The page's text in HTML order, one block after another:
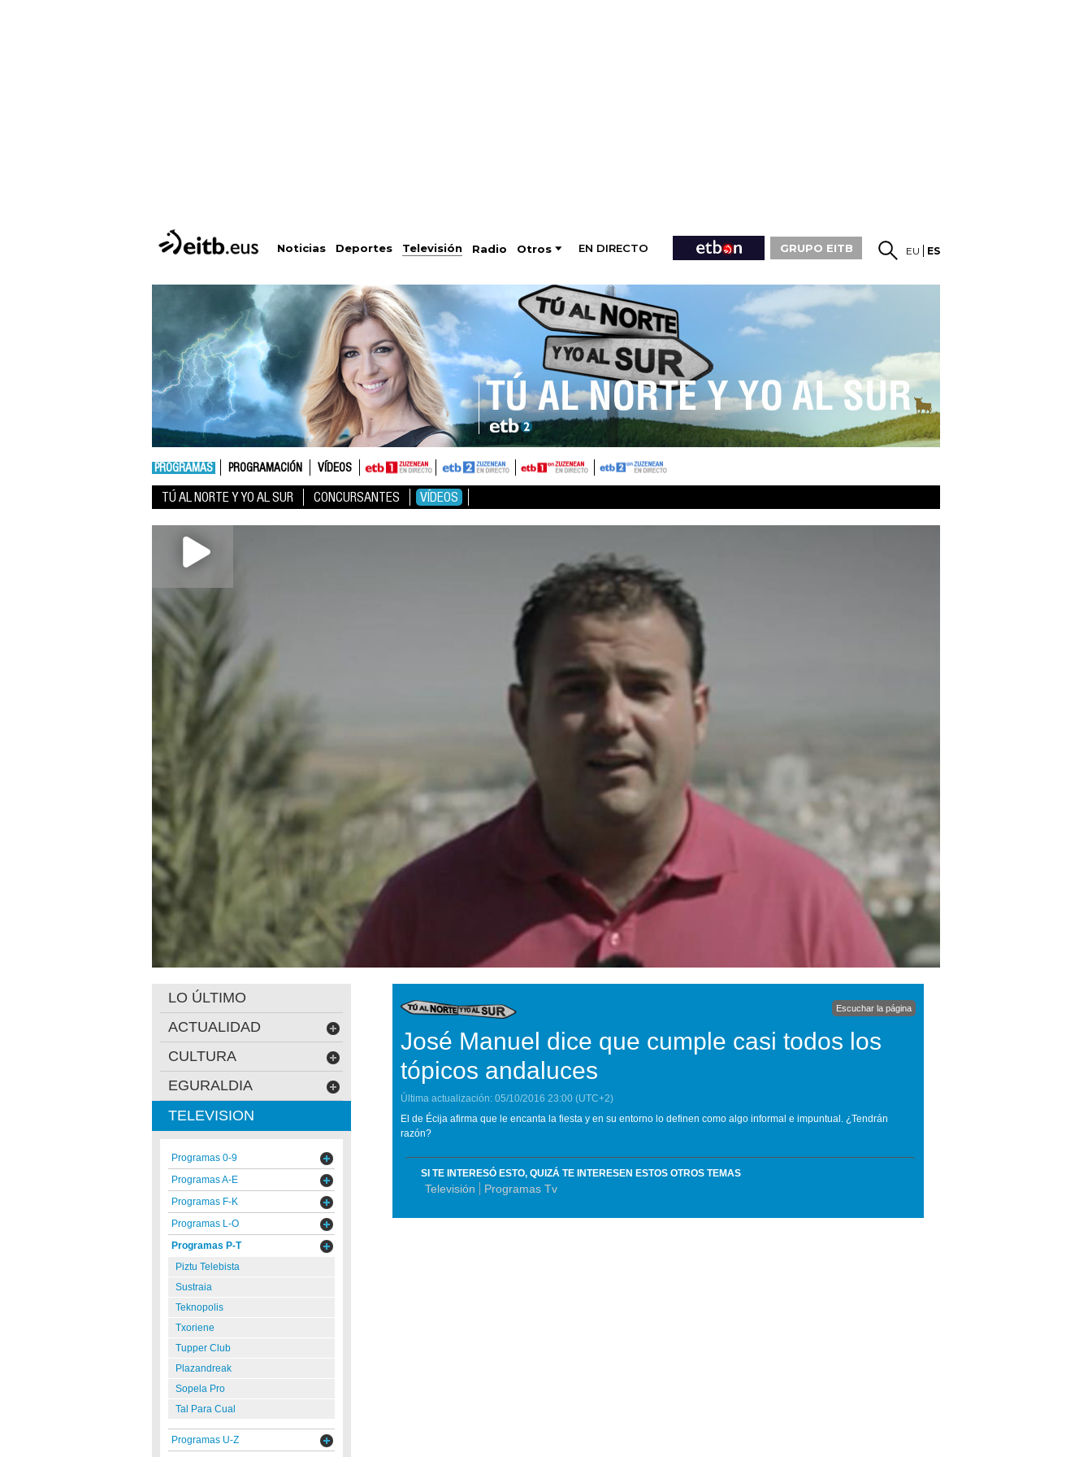
Noticias Deportes Televisión Radio Otros EN DIRECTO GRUPO EITB EU ES
PROGRAMAS PROGRAMACIÓN VÍDEOS
TÚ AL NORTE Y YO AL SUR CONCURSANTES VÍDEOS
Escuchar la página
José Manuel dice que cumple casi todos los
tópicos andaluces
Última actualización: 05/10/2016 23:00 (UTC+2)
El de Écija afirma que le encanta la fiesta y en su entorno lo definen como algo informal e impuntual. ¿Tendrán
razón?
SI TE INTERESÓ ESTO, QUIZÁ TE INTERESEN ESTOS OTROS TEMAS
Televisión Programas Tv
LO ÚLTIMO
ACTUALIDAD
CULTURA
EGURALDIA
TELEVISION
Programas 0-9
Programas A-E
Programas F-K
Programas L-O
Programas P-T
Piztu Telebista
Sustraia
Teknopolis
Txoriene
Tupper Club
Plazandreak
Sopela Pro
Tal Para Cual
Programas U-Z